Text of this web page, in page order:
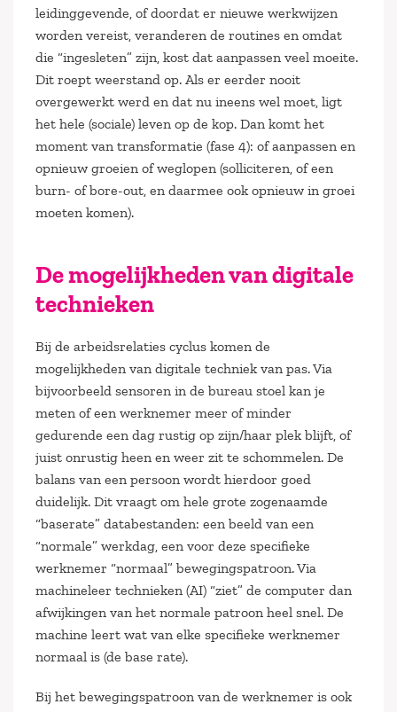
leidinggevende, of doordat er nieuwe werkwijzen
worden vereist, veranderen de routines en omdat
die “ingesleten” zijn, kost dat aanpassen veel moeite.
Dit roept weerstand op. Als er eerder nooit
overgewerkt werd en dat nu ineens wel moet, ligt
het hele (sociale) leven op de kop. Dan komt het
moment van transformatie (fase 4): of aanpassen en
opnieuw groeien of weglopen (solliciteren, of een
burn- of bore-out, en daarmee ook opnieuw in groei
moeten komen).
De mogelijkheden van digitale
technieken
Bij de arbeidsrelaties cyclus komen de
mogelijkheden van digitale techniek van pas. Via
bijvoorbeeld sensoren in de bureau stoel kan je
meten of een werknemer meer of minder
gedurende een dag rustig op zijn/haar plek blijft, of
juist onrustig heen en weer zit te schommelen. De
balans van een persoon wordt hierdoor goed
duidelijk. Dit vraagt om hele grote zogenaamde
“baserate” databestanden: een beeld van een
“normale” werkdag, een voor deze specifieke
werknemer “normaal” bewegingspatroon. Via
machineleer technieken (AI) “ziet” de computer dan
afwijkingen van het normale patroon heel snel. De
machine leert wat van elke specifieke werknemer
normaal is (de base rate).
Bij het bewegingspatroon van de werknemer is ook